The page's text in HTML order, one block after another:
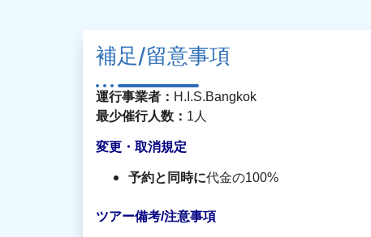
補足/留意事項
運行事業者： H.I.S.Bangkok
最少催行人数： 1人
変更・取消規定
予約と同時に代金の100%
ツアー備考/注意事項